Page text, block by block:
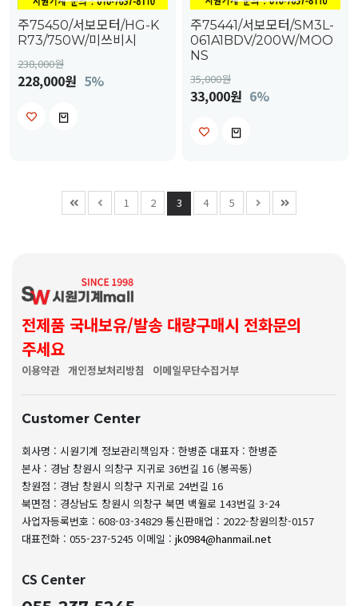
주75450/서보모터/HG-K
R73/750W/미쓰비시
238,000원
228,000원 5%
주75441/서보모터/SM3L-
061A1BDV/200W/MOO
NS
35,000원
33,000원 6%
1 2 3 4 5
전제품 국내보유/발송 대량구매시 전화문의
주세요
이용약관 개인정보처리방침 이메일무단수집거부
Customer Center
회사명 : 시원기계 정보관리책임자 : 한병준 대표자 : 한병준
본사 : 경남 창원시 의창구 지귀로 36번길 16 (봉곡동)
창원점 : 경남 창원시 의창구 지귀로 24번길 16
북면점 : 경상남도 창원시 의창구 북면 백월로 143번길 3-24
사업자등록번호 : 608-03-34829 통신판매업 : 2022-창원의창-0157
대표전화 : 055-237-5245 이메일 : jk0984@hanmail.net
CS Center